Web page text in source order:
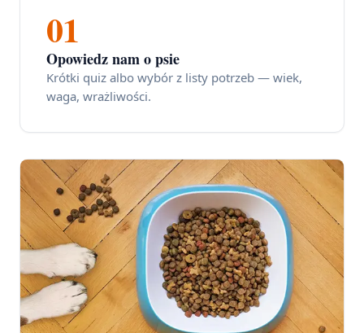
01
Opowiedz nam o psie
Krótki quiz albo wybór z listy potrzeb — wiek,
waga, wrażliwości.